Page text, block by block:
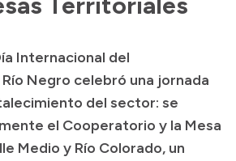
Internacional del
Negro celebró una jornada
del sector: se
el Cooperatorio y la Mesa
Medio y Río Colorado, un